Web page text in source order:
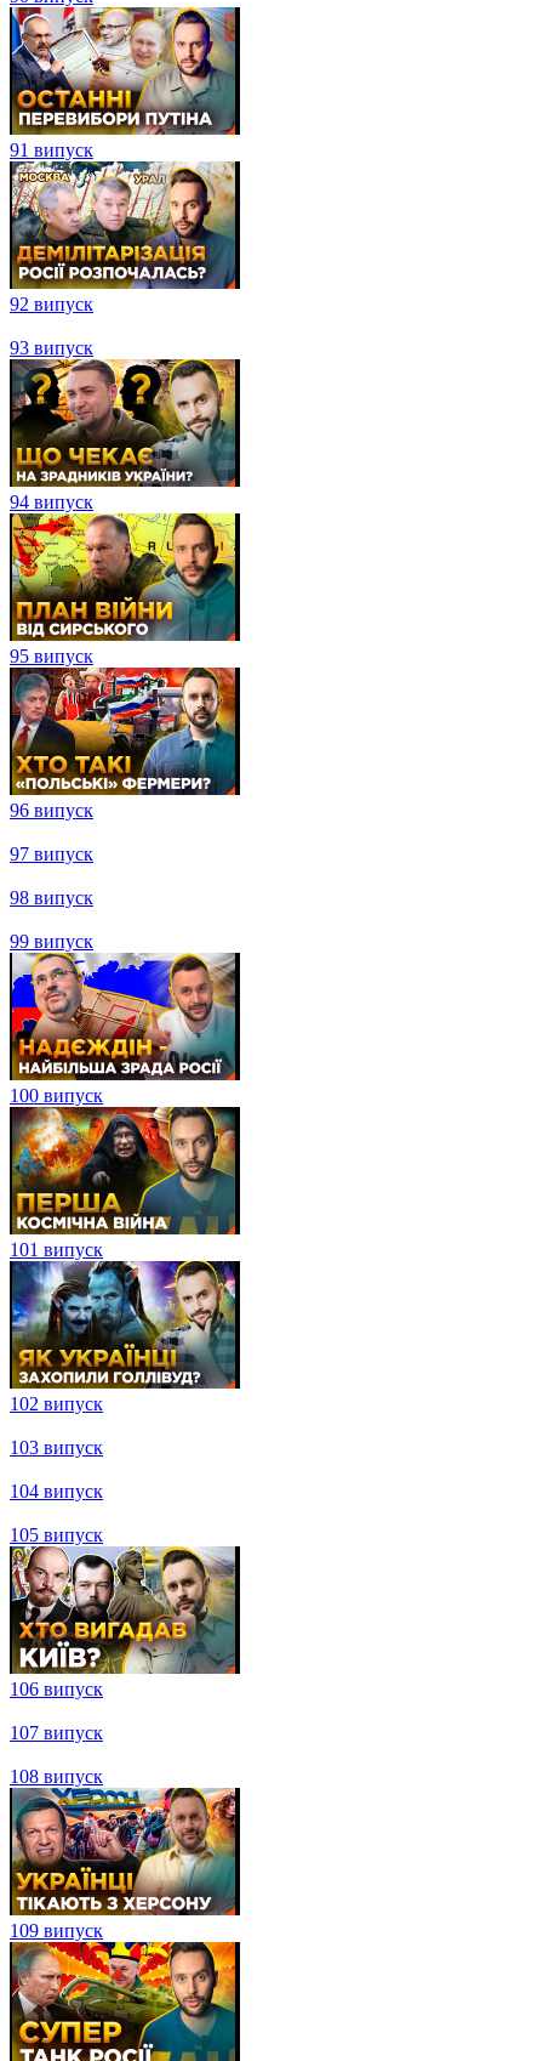
89 випуск
90 випуск
91 випуск
92 випуск
93 випуск
95 випуск
96 випуск
97 випуск
98 випуск
99 випуск
100 випуск
101 випуск
102 випуск
103 випуск